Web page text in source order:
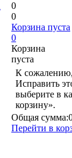
0
0
Корзина пуста
0
Корзина
пуста
К сожалению,
Исправить
выберите в
корзину».
Общая сумма:
Перейти в